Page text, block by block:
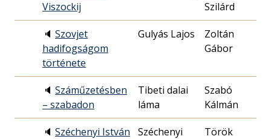
Viszockij
Szilárd
🔈 Szovjet
hadifogságom
története
Gulyás Lajos
Zoltán
Gábor
🔈 Száműzetésben
– szabadon
Tibeti dalai
láma
Szabó
Kálmán
🔈 Széchenyi István
Széchenyi
Török